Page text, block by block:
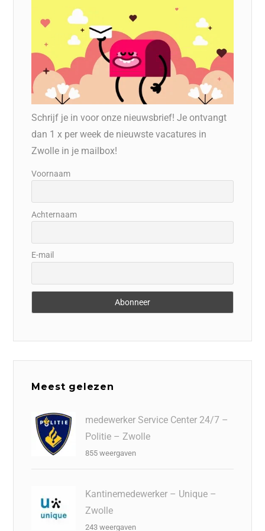
Schrijf je in voor onze nieuwsbrief! Je ontvangt
dan 1 x per week de nieuwste vacatures in
Zwolle in je mailbox!
Voornaam
Achternaam
E-mail
Meest gelezen
medewerker Service Center 24/7 –
Politie – Zwolle
855 weergaven
Kantinemedewerker – Unique –
Zwolle
243 weergaven